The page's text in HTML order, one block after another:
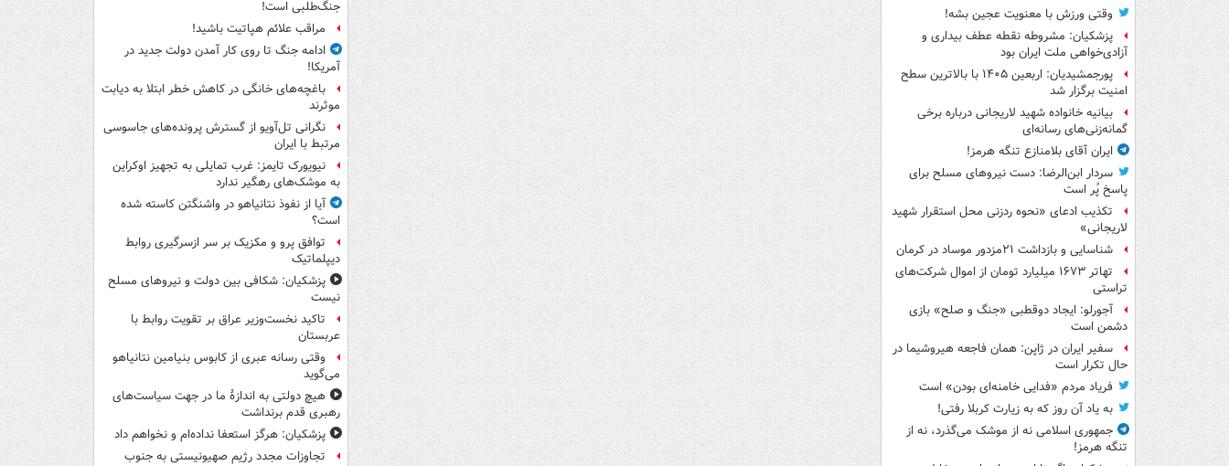
وقتی ورزش با معنویت عجین بشه!
پزشکیان: مشروطه نقطه عطف بیداری و
آزادی‌خواهی ملت ایران بود
پورجمشیدیان: اربعین ۱۴۰۵ با بالاترین سطح
امنیت برگزار شد
بیانیه خانواده شهید لاریجانی درباره برخی
گمانه‌زنی‌های رسانه‌ای
ایران آقای بلامنازع تنگه هرمز!
سردار ابن‌الرضا: دست نیروهای مسلح برای
پاسخ پُر است
تکذیب ادعای «نحوه ردزنی محل استقرار شهید
لاریجانی»
شناسایی و بازداشت ۲۱مزدور موساد در کرمان
تهاتر ۱۶۷۳ میلیارد تومان از اموال شرکت‌های
تراستی
آجورلو: ایجاد دوقطبی «جنگ و صلح‌» بازی
دشمن است
سفیر ایران در ژاپن: همان فاجعه هیروشیما در
حال تکرار است
فریاد مردم «فدایی خامنه‌ای بودن» است
به یاد آن روز که به زیارت کربلا رفتی!
جمهوری اسلامی نه از موشک می‌گذرد، نه از
تنگه هرمز!
جنگ‌طلبی است!
مراقب علائم هپاتیت باشید!
ادامه جنگ تا روی کار آمدن دولت جدید در
آمریکا!
باغچه‌های خانگی در کاهش خطر ابتلا به دیابت
موثرند
نگرانی تل‌آویو از گسترش پرونده‌های جاسوسی
مرتبط با ایران
نیویورک تایمز: غرب تمایلی به تجهیز اوکراین
به موشک‌های رهگیر ندارد
آیا از نفوذ نتانیاهو در واشنگتن کاسته شده
است؟
توافق پرو و مکزیک بر سر ازسرگیری روابط
دیپلماتیک
پزشکیان: شکافی بین دولت و نیروهای مسلح
نیست
تاکید نخست‌وزیر عراق بر تقویت روابط با
عربستان
وقتی رسانه عبری از کابوس بنیامین نتانیاهو
می‌گوید
هیچ دولتی به اندازۀ ما در جهت سیاست‌های
رهبری قدم برنداشت
پزشکیان: هرگز استعفا نداده‌ام و نخواهم داد
تجاوزات مجدد رژیم صهیونیستی به جنوب